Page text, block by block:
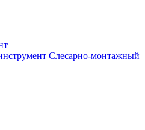
Слесарно-монтажный